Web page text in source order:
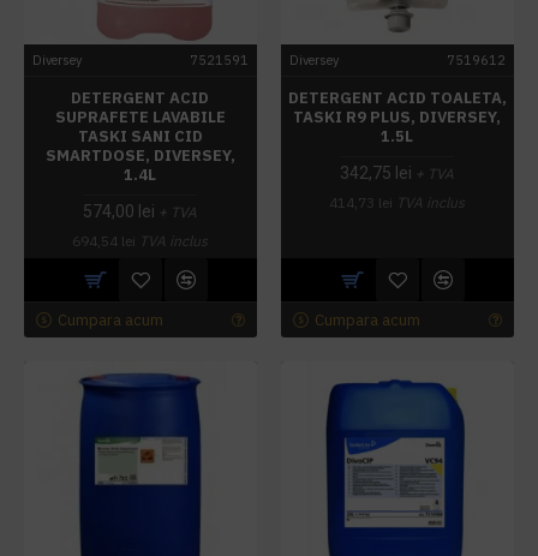
Diversey 7521591
DETERGENT ACID
SUPRAFETE LAVABILE
TASKI SANI CID
SMARTDOSE, DIVERSEY,
1.4L
574,00 lei + TVA
694,54 lei TVA inclus
Cumpara acum
Diversey 7519612
DETERGENT ACID TOALETA,
TASKI R9 PLUS, DIVERSEY,
1.5L
342,75 lei + TVA
414,73 lei TVA inclus
Cumpara acum